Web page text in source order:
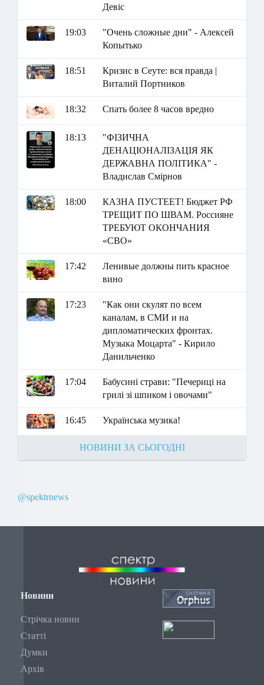
Девіс
19:03
"Очень сложные дни" - Алексей
Копытько
18:51
Кризис в Сеуте: вся правда |
Виталий Портников
18:32 Спать более 8 часов вредно
18:13
"ФІЗИЧНА
ДЕНАЦІОНАЛІЗАЦІЯ ЯК
ДЕРЖАВНА ПОЛІТИКА" -
Владислав Смірнов
18:00
КАЗНА ПУСТЕЕТ! Бюджет РФ
ТРЕЩИТ ПО ШВАМ. Россияне
ТРЕБУЮТ ОКОНЧАНИЯ
«СВО»
17:42
Ленивые должны пить красное
вино
17:23
"Как они скулят по всем
каналам, в СМИ и на
дипломатических фронтах.
Музыка Моцарта" - Кирило
Данильченко
17:04
Бабусині страви: "Печериці на
грилі зі шпиком і овочами"
16:45 Українська музика!
НОВИНИ ЗА СЬОГОДНІ
@spektrnews
Новини
Стрічка новин
Статті
Думки
Архів